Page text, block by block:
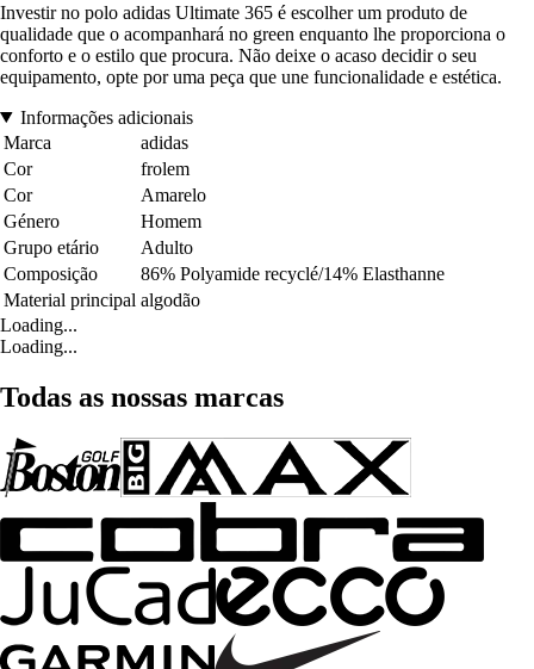
Investir no polo adidas Ultimate 365 é escolher um produto de
qualidade que o acompanhará no green enquanto lhe proporciona o
conforto e o estilo que procura. Não deixe o acaso decidir o seu
equipamento, opte por uma peça que une funcionalidade e estética.
Informações adicionais
Marca
adidas
Cor
frolem
Cor
Amarelo
Género
Homem
Grupo etário
Adulto
Composição
86% Polyamide recyclé/14% Elasthanne
Material principal algodão
Loading...
Loading...
Todas as nossas marcas